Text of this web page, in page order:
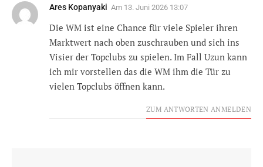
Ares Kopanyaki Am 13. Juni 2026 13:07
Die WM ist eine Chance für viele Spieler ihren
Marktwert nach oben zuschrauben und sich ins
Visier der Topclubs zu spielen. Im Fall Uzun kann
ich mir vorstellen das die WM ihm die Tür zu
vielen Topclubs öffnen kann.
ZUM ANTWORTEN ANMELDEN